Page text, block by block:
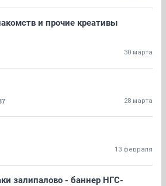
и прочие креативы
30 марта
28 марта
13 февраля
залипалово - баннер НГС-